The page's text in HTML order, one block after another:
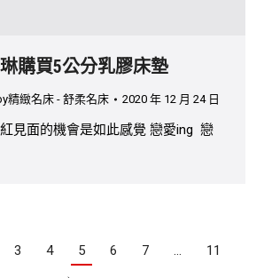
購買5公分乳膠床墊
精緻名床 - 舒柔名床 2020 年 12 月 24 日
見面的機會是如此感覺 戀愛ing 戀
3 4 5 6 7 …
11